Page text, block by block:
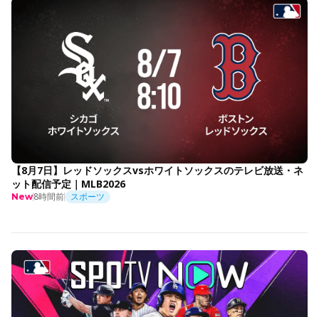
【8月7日】レッドソックスvsホワイトソックスのテレビ放送・ネ
ット配信予定｜MLB2026
New8時間前 スポーツ